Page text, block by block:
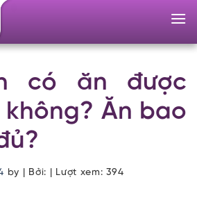
có ăn được
Ăn bao
by | Bởi: | Lượt xem:394